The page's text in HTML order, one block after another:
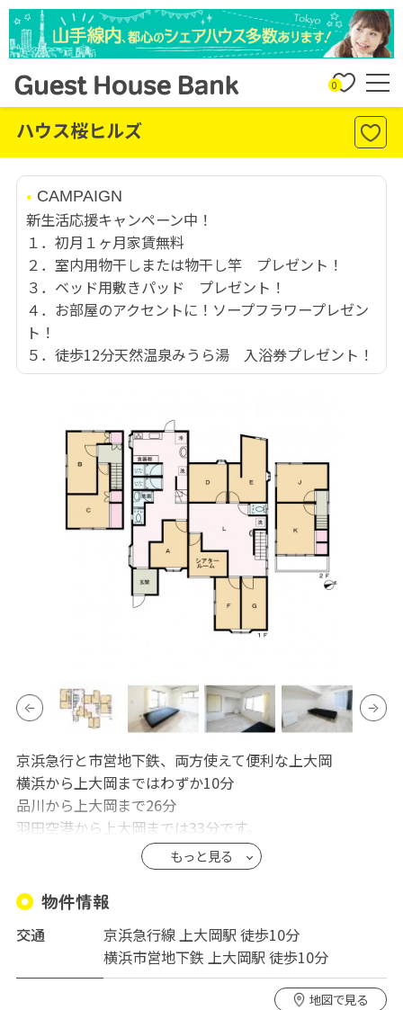
0
ハウス桜ヒルズ
CAMPAIGN
新生活応援キャンペーン中！
１．初月１ヶ月家賃無料
２．室内用物干しまたは物干し竿 プレゼント！
３．ベッド用敷きパッド プレゼント！
４．お部屋のアクセントに！ソープフラワープレゼン
ト！
５．徒歩12分天然温泉みうら湯 入浴券プレゼント！
京浜急行と市営地下鉄、両方使えて便利な上大岡
横浜から上大岡まではわずか10分
品川から上大岡まで26分
羽田空港から上大岡までは33分です。
横浜市内乗降者数第２の上大岡よりフラットアプローチ
で10分
民家をフルリフォーム(2022年２月完工)した新しいシェ
アハウスの誕生です！
名前は「ハウス桜ヒルズ」。近くにある小学校の校名か
ら付けられました。
もっと見る
物件情報
交通
京浜急行線 上大岡駅 徒歩10分
横浜市営地下鉄 上大岡駅 徒歩10分
地図で見る